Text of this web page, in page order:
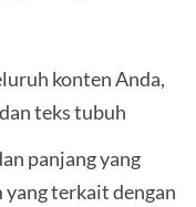
konten Anda,
teks tubuh
panjang yang
terkait dengan